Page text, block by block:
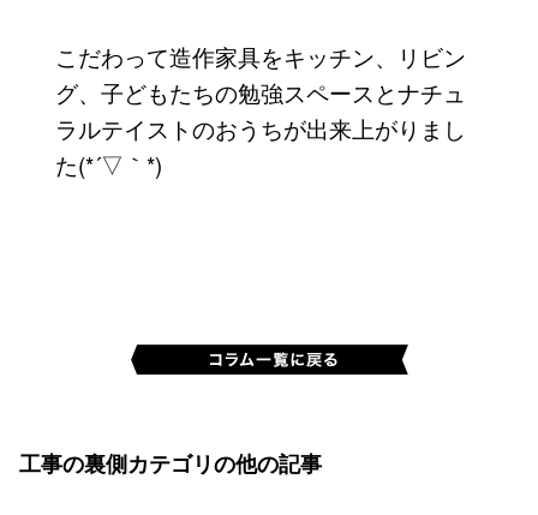
こだわって造作家具をキッチン、リビン
グ、子どもたちの勉強スペースとナチュ
ラルテイストのおうちが出来上がりまし
た(*´▽｀*)
工事の裏側カテゴリの他の記事